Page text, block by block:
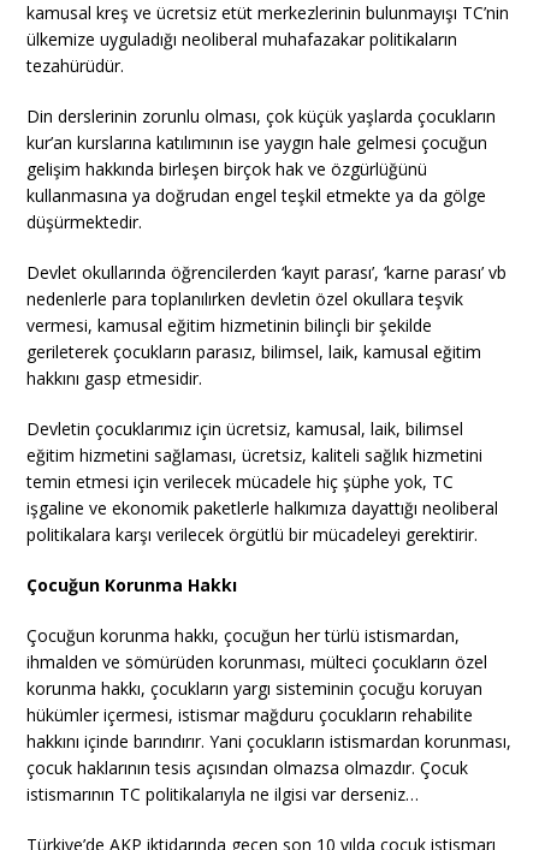
kamusal kreş ve ücretsiz etüt merkezlerinin bulunmayışı TC’nin
ülkemize uyguladığı neoliberal muhafazakar politikaların
tezahürüdür.
Din derslerinin zorunlu olması, çok küçük yaşlarda çocukların
kur’an kurslarına katılımının ise yaygın hale gelmesi çocuğun
gelişim hakkında birleşen birçok hak ve özgürlüğünü
kullanmasına ya doğrudan engel teşkil etmekte ya da gölge
düşürmektedir.
Devlet okullarında öğrencilerden ‘kayıt parası’, ‘karne parası’ vb
nedenlerle para toplanılırken devletin özel okullara teşvik
vermesi, kamusal eğitim hizmetinin bilinçli bir şekilde
gerileterek çocukların parasız, bilimsel, laik, kamusal eğitim
hakkını gasp etmesidir.
Devletin çocuklarımız için ücretsiz, kamusal, laik, bilimsel
eğitim hizmetini sağlaması, ücretsiz, kaliteli sağlık hizmetini
temin etmesi için verilecek mücadele hiç şüphe yok, TC
işgaline ve ekonomik paketlerle halkımıza dayattığı neoliberal
politikalara karşı verilecek örgütlü bir mücadeleyi gerektirir.
Çocuğun Korunma Hakkı
Çocuğun korunma hakkı, çocuğun her türlü istismardan,
ihmalden ve sömürüden korunması, mülteci çocukların özel
korunma hakkı, çocukların yargı sisteminin çocuğu koruyan
hükümler içermesi, istismar mağduru çocukların rehabilite
hakkını içinde barındırır. Yani çocukların istismardan korunması,
çocuk haklarının tesis açısından olmazsa olmazdır. Çocuk
istismarının TC politikalarıyla ne ilgisi var derseniz…
Türkiye’de AKP iktidarında geçen son 10 yılda çocuk istismarı